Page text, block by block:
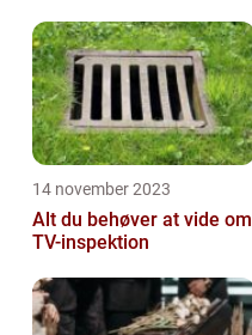
14 november 2023
Alt du behøver at vide om
TV-inspektion